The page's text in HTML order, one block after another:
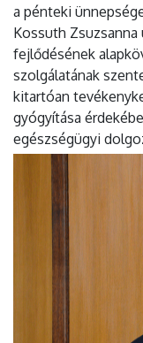
a pénteki
Kossuth Zsuzsanna
fejlődésének
szolgálatának
kitartóan
gyógyítása
egészségügyi